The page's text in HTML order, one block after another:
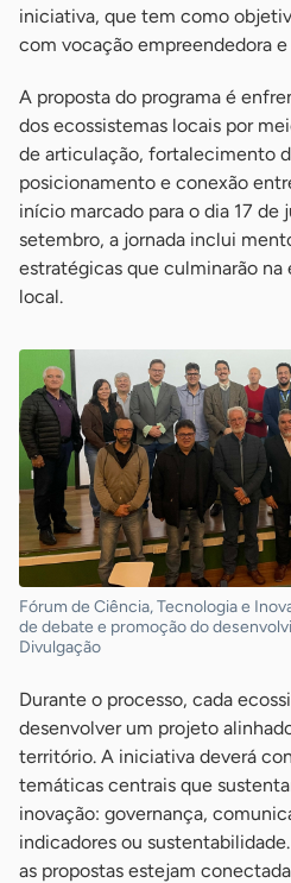
iniciativa, que tem como
com vocação empreendedora e
A proposta do programa é
dos ecossistemas locais por
de articulação, fortalecimento
posicionamento e conexão
início marcado para o dia 17 de
setembro, a jornada inclui
estratégicas que culminarão
local.
Fórum de Ciência, Tecnologia e
de debate e promoção do
Divulgação
Durante o processo, cada
desenvolver um projeto
território. A iniciativa deverá
temáticas centrais que
inovação: governança,
indicadores ou
as propostas estejam